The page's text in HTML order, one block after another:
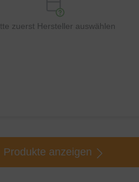
zuerst Hersteller auswählen
Produkte anzeigen